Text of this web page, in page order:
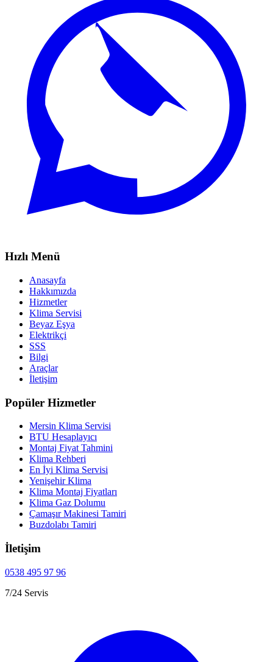
Hızlı Menü
Anasayfa
Hakkımızda
Hizmetler
Klima Servisi
Beyaz Eşya
Elektrikçi
SSS
Bilgi
Araçlar
İletişim
Popüler Hizmetler
Mersin Klima Servisi
BTU Hesaplayıcı
Montaj Fiyat Tahmini
Klima Rehberi
En İyi Klima Servisi
Yenişehir Klima
Klima Montaj Fiyatları
Klima Gaz Dolumu
Çamaşır Makinesi Tamiri
Buzdolabı Tamiri
İletişim
0538 495 97 96
7/24 Servis